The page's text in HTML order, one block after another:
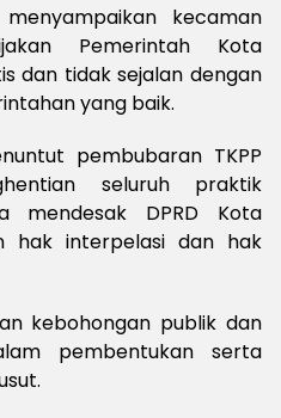
kecaman
Pemerintah Kota
dan tidak sejalan dengan
yang baik.
pembubaran TKPP
seluruh praktik
mendesak DPRD Kota
hak interpelasi dan hak
kebohongan publik dan
pembentukan serta